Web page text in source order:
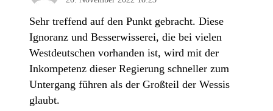
Sehr treffend auf den Punkt gebracht. Diese
Ignoranz und Besserwisserei, die bei vielen
Westdeutschen vorhanden ist, wird mit der
Inkompetenz dieser Regierung schneller zum
Untergang führen als der Großteil der Wessis
glaubt.